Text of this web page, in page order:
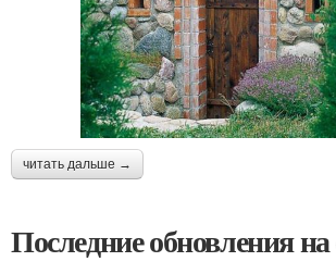
читать дальше →
Последние обновления на